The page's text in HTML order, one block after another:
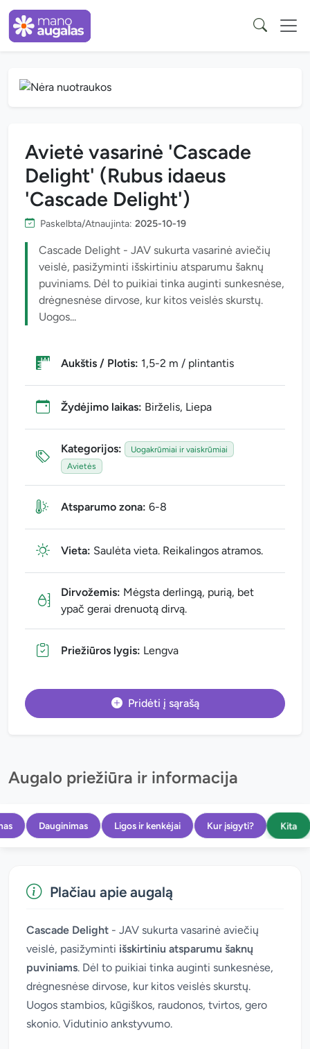
Avietė vasarinė 'Cascade
Delight' (Rubus idaeus
'Cascade Delight')
Paskelbta/Atnaujinta: 2025-10-19
Cascade Delight - JAV sukurta vasarinė aviečių
veislė, pasižyminti išskirtiniu atsparumu šaknų
puviniams. Dėl to puikiai tinka auginti sunkesnėse,
drėgnesnėse dirvose, kur kitos veislės skurstų.
Uogos...
Aukštis / Plotis: 1,5-2 m / plintantis
Žydėjimo laikas: Birželis, Liepa
Kategorijos:
Uogakrūmiai ir vaiskrūmiai
Avietės
Atsparumo zona: 6-8
Vieta: Saulėta vieta. Reikalingos atramos.
Dirvožemis: Mėgsta derlingą, purią, bet
ypač gerai drenuotą dirvą.
Priežiūros lygis: Lengva
Pridėti į sąrašą
Augalo priežiūra ir informacija
Dauginimas Ligos ir kenkėjai Kur įsigyti? Kita
Plačiau apie augalą
Cascade Delight - JAV sukurta vasarinė aviečių
veislė, pasižyminti išskirtiniu atsparumu šaknų
puviniams. Dėl to puikiai tinka auginti sunkesnėse,
drėgnesnėse dirvose, kur kitos veislės skurstų.
Uogos stambios, kūgiškos, raudonos, tvirtos, gero
skonio. Vidutinio ankstyvumo.